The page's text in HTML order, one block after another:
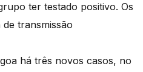
ter testado positivo. Os
transmissão
há três novos casos, no